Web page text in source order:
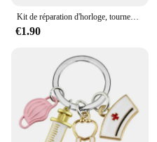
Kit de réparation d'horloge, tournevis outil à main pour la réparation de bijoux de montre 0-3.1mm 1/2/3/4 pièces
€1.90